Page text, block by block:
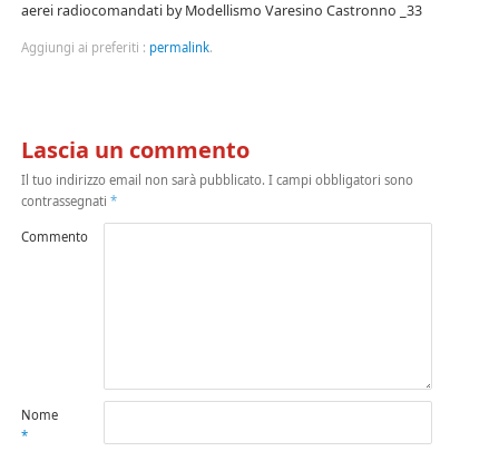
aerei radiocomandati by Modellismo Varesino Castronno _33
Aggiungi ai preferiti : permalink.
Lascia un commento
Il tuo indirizzo email non sarà pubblicato. I campi obbligatori sono
contrassegnati *
Commento
Nome
*